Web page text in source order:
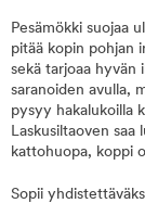
Pesämökki suojaa
pitää kopin pohjan
sekä tarjoaa hyvän
saranoiden avulla,
pysyy hakalukoilla
Laskusiltaoven saa
kattohuopa, koppi
Sopii